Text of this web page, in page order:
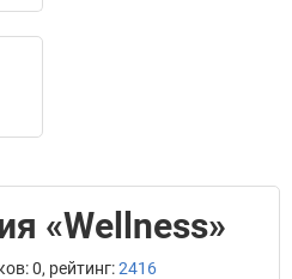
«Wellness»
0, рейтинг:2416